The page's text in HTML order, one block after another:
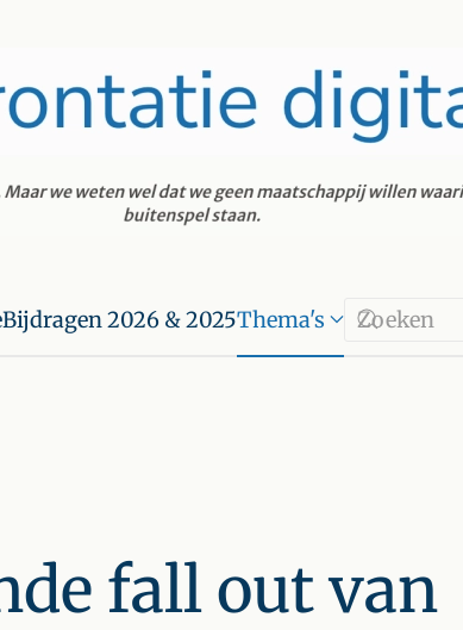
Bijdragen 2026 & 2025Thema's
fall out van